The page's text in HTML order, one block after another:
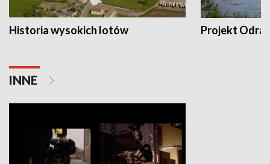
Historia wysokich lotów Projekt Odra
INNE